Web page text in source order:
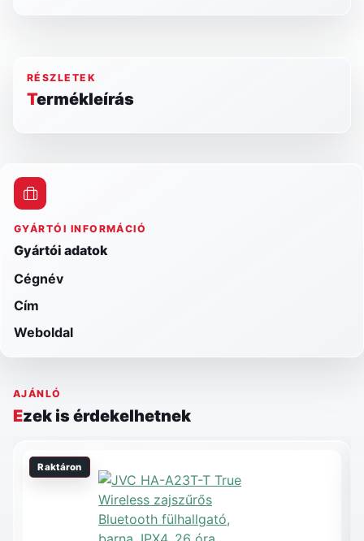
RÉSZLETEK
Termékleírás
GYÁRTÓI INFORMÁCIÓ
Gyártói adatok
Cégnév
Cím
Weboldal
AJÁNLÓ
Ezek is érdekelhetnek
Raktáron